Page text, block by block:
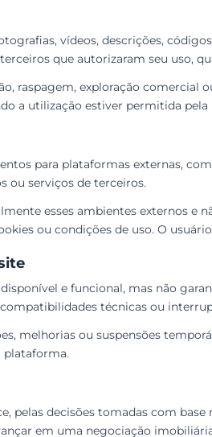
vídeos, descrições,
que autorizaram seu uso,
raspagem, exploração comercial
a utilização estiver permitida pela
para plataformas externas,
ou serviços de terceiros.
esses ambientes externos e
ou condições de uso. O
e funcional, mas não
técnicas ou
melhorias ou suspensões
plataforma.
pelas decisões tomadas com
em uma negociação